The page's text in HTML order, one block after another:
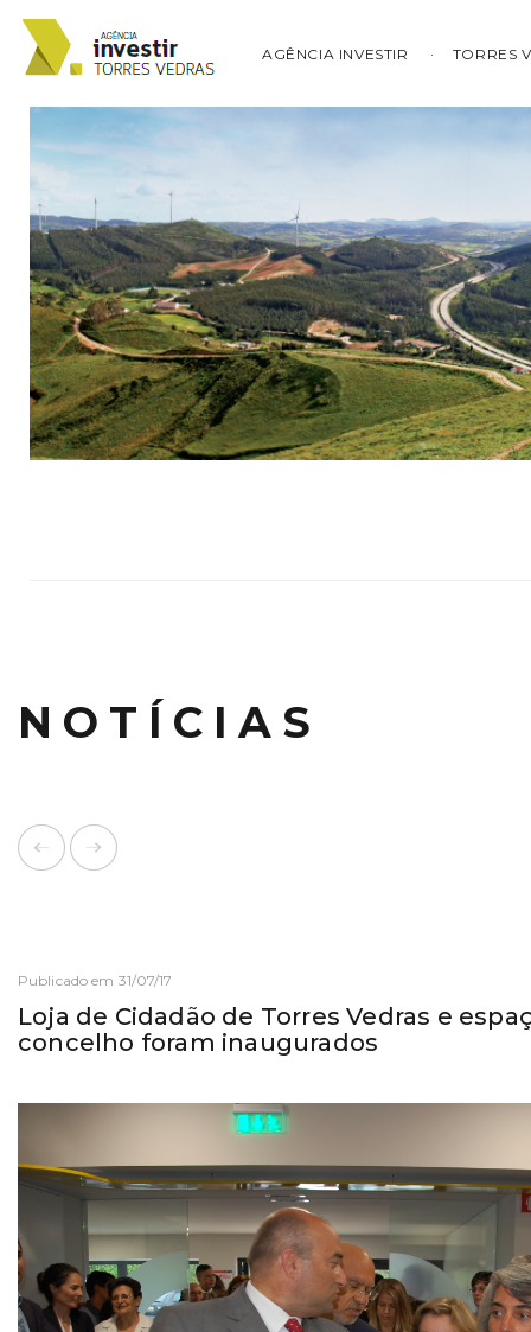
AGÊNCIA INVESTIR TORRES
NOTÍCIAS
Publicado em 31/07/17
Loja de Cidadão de Torres Vedras e
concelho foram inaugurados